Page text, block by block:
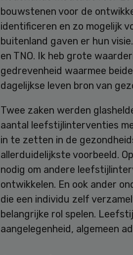
bouwstenen voor de
identificeren en zo mogelijk
buitenland gaven er hun
en TNO. Ik heb grote
gedrevenheid waarmee
dagelijkse leven bron van
Twee zaken werden
aantal leefstijlinterventies
in te zetten in de
allerduidelijkste voorbeeld.
nodig om andere
ontwikkelen. En ook ander
die een individu zelf
belangrijke rol spelen.
aangelegenheid, algemeen